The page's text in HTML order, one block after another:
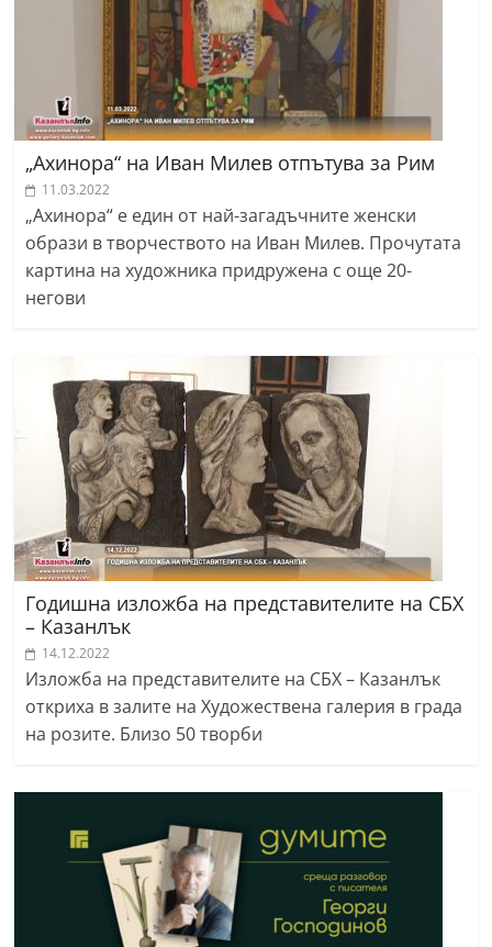
„Ахинора“ на Иван Милев отпътува за Рим
11.03.2022
„Ахинора“ е един от най-загадъчните женски
образи в творчеството на Иван Милев. Прочутата
картина на художника придружена с още 20-
негови
Годишна изложба на представителите на СБХ
– Казанлък
14.12.2022
Изложба на представителите на СБХ – Казанлък
откриха в залите на Художествена галерия в града
на розите. Близо 50 творби